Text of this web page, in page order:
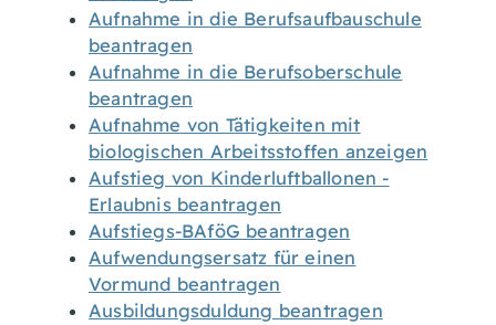
Aufnahme in die Berufsaufbauschule
beantragen
Aufnahme in die Berufsoberschule
beantragen
Aufnahme von Tätigkeiten mit
biologischen Arbeitsstoffen anzeigen
Aufstieg von Kinderluftballonen -
Erlaubnis beantragen
Aufstiegs-BAföG beantragen
Aufwendungsersatz für einen
Vormund beantragen
Ausbildungsduldung beantragen